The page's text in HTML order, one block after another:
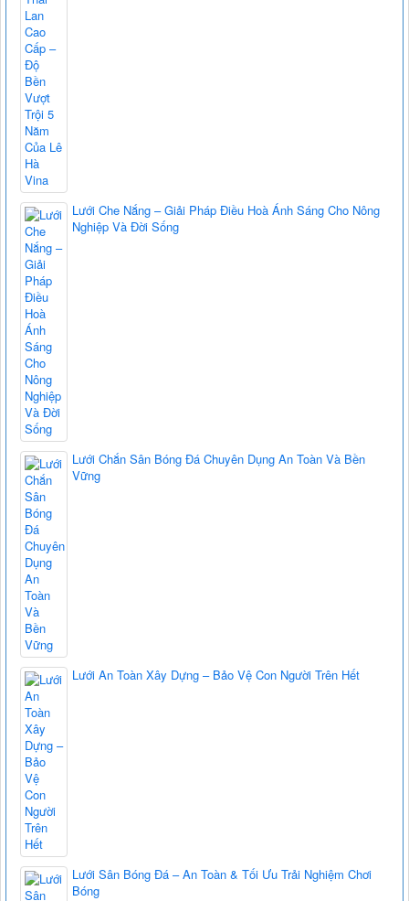
Lưới Che Nắng – Giải Pháp Điều Hoà Ánh Sáng Cho Nông
Nghiệp Và Đời Sống
Lưới Chắn Sân Bóng Đá Chuyên Dụng An Toàn Và Bền
Vững
Lưới An Toàn Xây Dựng – Bảo Vệ Con Người Trên Hết
Lưới Sân Bóng Đá – An Toàn & Tối Ưu Trải Nghiệm Chơi
Bóng